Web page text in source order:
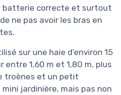
batterie correcte et surtout
ne pas avoir les bras en
sur une haie d’environ 15
entre 1,60 m et 1,80 m, plus
troènes et un petit
jardinière, mais pas non